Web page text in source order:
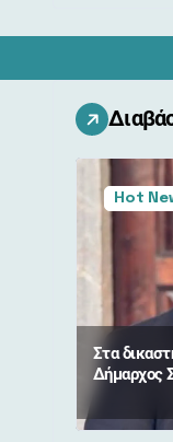
Hot
Στα
Δήμαρχος